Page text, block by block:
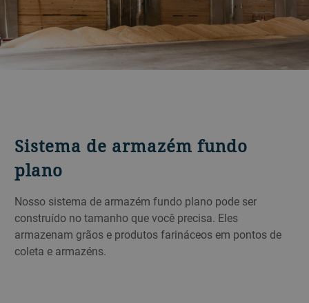
Sistema de armazém fundo
plano
Nosso sistema de armazém fundo plano pode ser
construído no tamanho que você precisa. Eles
armazenam grãos e produtos farináceos em pontos de
coleta e armazéns.